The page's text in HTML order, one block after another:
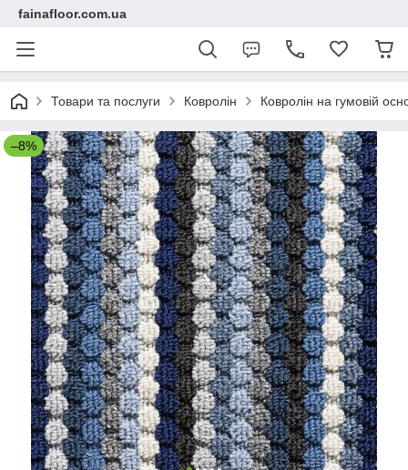
fainafloor.com.ua
Товари та послуги Ковролін Ковролін на гумовій
–8%